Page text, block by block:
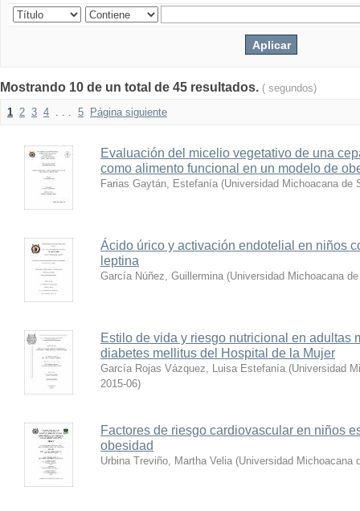
Mostrando 10 de un total de 45 resultados. ( segundos)
1 2 3 4 . . . 5 Página siguiente
Evaluación del micelio vegetativo de una
como alimento funcional en un modelo de
Farias Gaytán, Estefanía (Universidad Michoacana de
Ácido úrico y activación endotelial en niños
leptina
García Núñez, Guillermina (Universidad Michoacana
Estilo de vida y riesgo nutricional en adultas
diabetes mellitus del Hospital de la Mujer
García Rojas Vázquez, Luisa Estefanía (Universidad
2015-06)
Factores de riesgo cardiovascular en niños
obesidad
Urbina Treviño, Martha Velia (Universidad Michoacana